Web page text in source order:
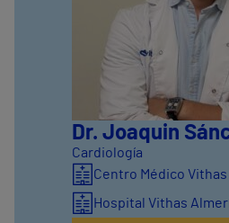
Dr. Joaquin
Cardiología
Centro Médico
Hospital Vithas